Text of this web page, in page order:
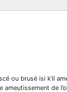
ou brusé isi k’il
ameutissement de